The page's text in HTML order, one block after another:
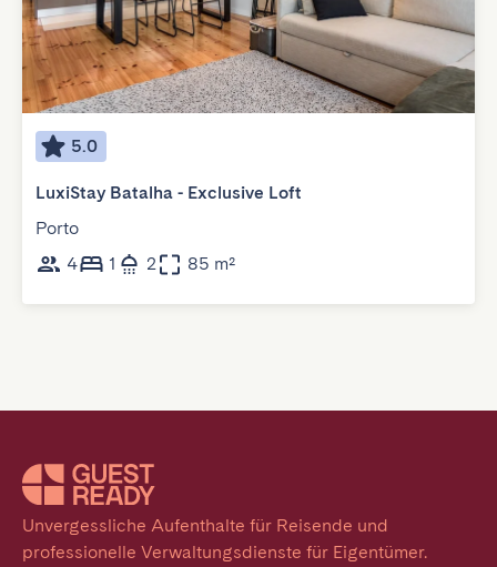
5.0
LuxiStay Batalha - Exclusive Loft
Porto
4
1 2 85 m²
Unvergessliche Aufenthalte für Reisende und
professionelle Verwaltungsdienste für Eigentümer.